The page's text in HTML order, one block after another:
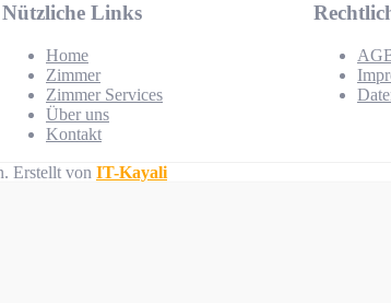
Nützliche Links
Home
Zimmer
Zimmer Services
Über uns
Kontakt
Erstellt von IT-Kayali